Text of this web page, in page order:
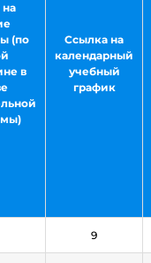
(по
в
Ссылка на
календарный
учебный
график
9